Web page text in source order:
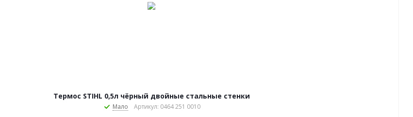
Термос STIHL 0,5л чёрный двойные стальные стенки
Мало Артикул: 0464 251 0010